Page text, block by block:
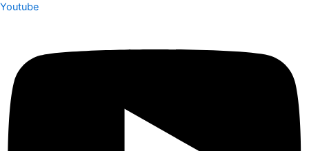
Youtube